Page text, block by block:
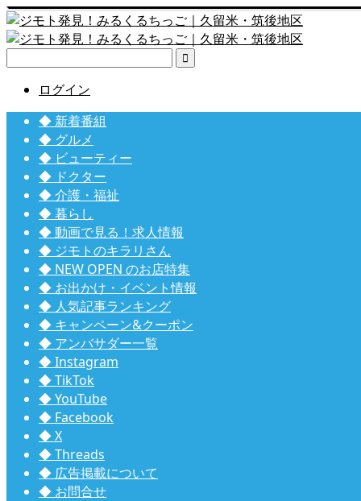

ログイン
◆ 新着番組
◆ グルメ
◆ ビューティー
◆ ドクター
◆ 介護・福祉
◆ 暮らし
◆ 動画で見る！求人情報
◆ ジモトのキラリさん
◆ NEW OPEN のお店特集
◆ お出かけ・イベント情報
◆ 人気記事ランキング
◆ キャンペーン&クーポン
◆ アンバサダー一覧
◆ Instagram
◆ TikTok
◆ YouTube
◆ Facebook
◆ X
◆ Threads
◆ 広告掲載について
◆ お問合せ